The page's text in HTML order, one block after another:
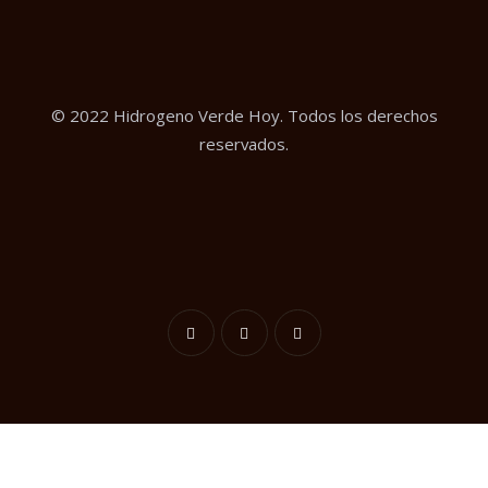
© 2022 Hidrogeno Verde Hoy. Todos los derechos
reservados.